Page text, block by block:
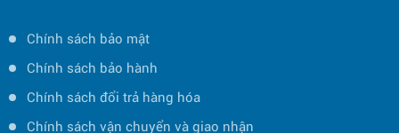
Chính sách bảo mật
Chính sách bảo hành
Chính sách đổi trả hàng hóa
Chính sách vận chuyển và giao nhận